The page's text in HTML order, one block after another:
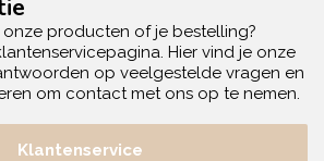
producten of je bestelling?
Hier vind je onze
op veelgestelde vragen en
om contact met ons op te nemen.
Klantenservice